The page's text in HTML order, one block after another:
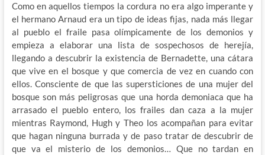
Como en aquellos tiempos la cordura no era algo imperante y
el hermano Arnaud era un tipo de ideas fijas, nada más llegar
al pueblo el fraile pasa olímpicamente de los demonios y
empieza a elaborar una lista de sospechosos de herejía,
llegando a descubrir la existencia de Bernadette, una cátara
que vive en el bosque y que comercia de vez en cuando con
ellos. Consciente de que las supersticiones de una mujer del
bosque son más peligrosas que una horda demoniaca que ha
arrasado el pueblo entero, los frailes dan caza a la mujer
mientras Raymond, Hugh y Theo los acompañan para evitar
que hagan ninguna burrada y de paso tratar de descubrir de
que va el misterio de los demonios… Que no tardan en